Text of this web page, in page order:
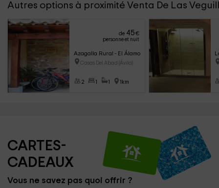
Autres options à proximité Venta De Las
de 45€
personne et nuit
Azagalla Rural - El Álamo
Casas Del Abad (Ávila)
2 1 1 1km
CARTES-
CADEAUX
Vous ne savez pas quoi offrir ?